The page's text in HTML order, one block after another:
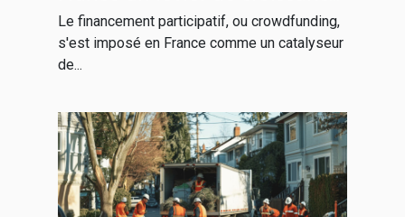
pour les projets innovants
Le financement participatif, ou crowdfunding,
s'est imposé en France comme un catalyseur
de...